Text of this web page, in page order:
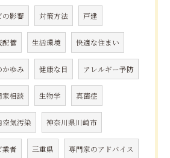
の影響 対策方法 戸建
配管 生活環境 快適な住まい
かゆみ 健康な目 アレルギー予防
家相談 生物学 真菌症
空気汚染 神奈川県川崎市
業者 三重県 専門家のアドバイス